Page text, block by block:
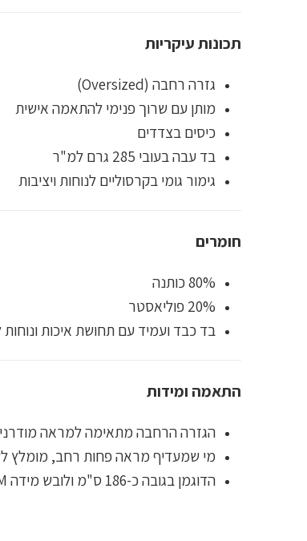
תכונות עיקריות
גזרה רחבה (Oversized)
מותן עם שרוך פנימי להתאמה אישית
כיסים בצדדים
בד עבה בעובי 285 גרם למ"ר
גימור גומי בקרסוליים לנוחות ויציבות
חומרים
80% כותנה
20% פוליאסטר
בד כבד ועמיד עם תחושת איכות ונוחות
התאמה ומידות
הגזרה הרחבה מתאימה למראה מודרני
מי שמעדיף מראה פחות רחב, מומלץ
הדוגמן בגובה כ-186 ס"מ ולובש מידה M